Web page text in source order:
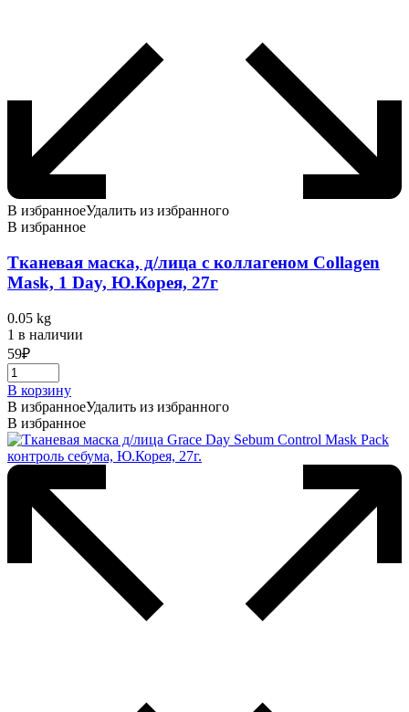
В избранноеУдалить из избранного
В избранное
Тканевая маска, д/лица с коллагеном Collagen
Mask, 1 Day, Ю.Корея, 27г
0.05 kg
1 в наличии
59₽
В корзину
В избранноеУдалить из избранного
В избранное